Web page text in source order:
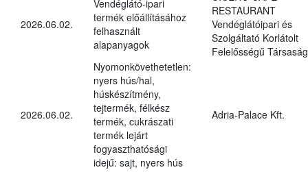
2026.06.02.
Vendéglátó-ipari
termék előállításához
felhasznált
alapanyagok
RESTAURANT
Vendéglátóipari és
Szolgáltató Korlátolt
Felelősségű Társaság
2026.06.02.
Nyomonkövethetetlen:
nyers hús/hal,
húskészítmény,
tejtermék, félkész
termék, cukrászati
termék lejárt
fogyaszthatósági
idejű: sajt, nyers hús
Adria-Palace Kft.